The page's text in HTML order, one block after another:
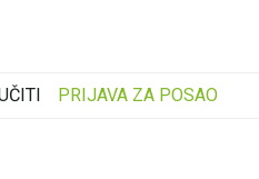
PRIJAVA ZA POSAO